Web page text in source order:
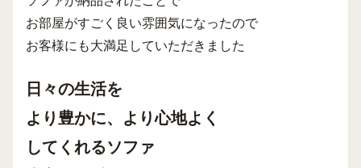
お部屋がすごく良い雰囲気になったので
お客様にも大満足していただきました
日々の生活を
より豊かに、より心地よく
してくれるソファ